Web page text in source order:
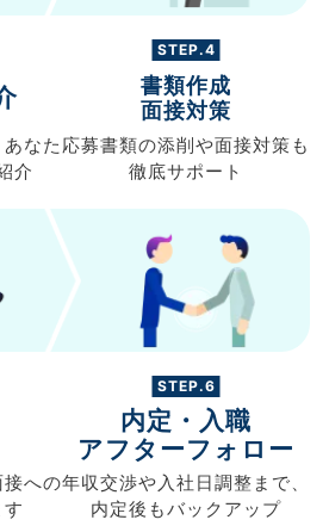
あなた
介
STEP.4
書類作成
面接対策
応募書類の添削や面接対策も
徹底サポート
接への
STEP.6
内定・入職
アフターフォロー
年収交渉や入社日調整まで、
内定後もバックアップ